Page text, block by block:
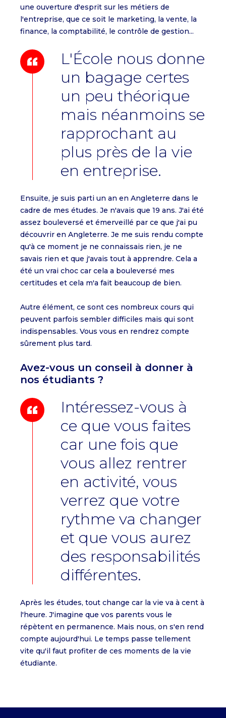
une ouverture d'esprit sur les métiers de
l'entreprise, que ce soit le marketing, la vente, la
finance, la comptabilité, le contrôle de gestion...
L'École nous donne
un bagage certes
un peu théorique
mais néanmoins se
rapprochant au
plus près de la vie
en entreprise.
Ensuite, je suis parti un an en Angleterre dans le
cadre de mes études. Je n'avais que 19 ans. J'ai été
assez bouleversé et émerveillé par ce que j'ai pu
découvrir en Angleterre. Je me suis rendu compte
qu'à ce moment je ne connaissais rien, je ne
savais rien et que j'avais tout à apprendre. Cela a
été un vrai choc car cela a bouleversé mes
certitudes et cela m'a fait beaucoup de bien.
Autre élément, ce sont ces nombreux cours qui
peuvent parfois sembler difficiles mais qui sont
indispensables. Vous vous en rendrez compte
sûrement plus tard.
Avez-vous un conseil à donner à
nos étudiants ?
Intéressez-vous à
ce que vous faites
car une fois que
vous allez rentrer
en activité, vous
verrez que votre
rythme va changer
et que vous aurez
des responsabilités
différentes.
Après les études, tout change car la vie va à cent à
l'heure. J'imagine que vos parents vous le
répètent en permanence. Mais nous, on s'en rend
compte aujourd'hui. Le temps passe tellement
vite qu'il faut profiter de ces moments de la vie
étudiante.